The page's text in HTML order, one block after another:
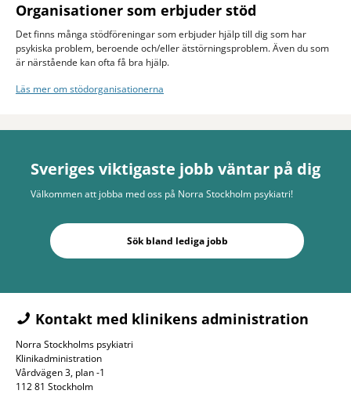
Organisationer som erbjuder stöd
Det finns många stödföreningar som erbjuder hjälp till dig som har
psykiska problem, beroende och/eller ätstörningsproblem. Även du som
är närstående kan ofta få bra hjälp.
Läs mer om stödorganisationerna
Sveriges viktigaste jobb väntar på dig
Välkommen att jobba med oss på Norra Stockholm psykiatri!
Sök bland lediga jobb
Kontakt med klinikens administration
Norra Stockholms psykiatri
Klinikadministration
Vårdvägen 3, plan -1
112 81 Stockholm